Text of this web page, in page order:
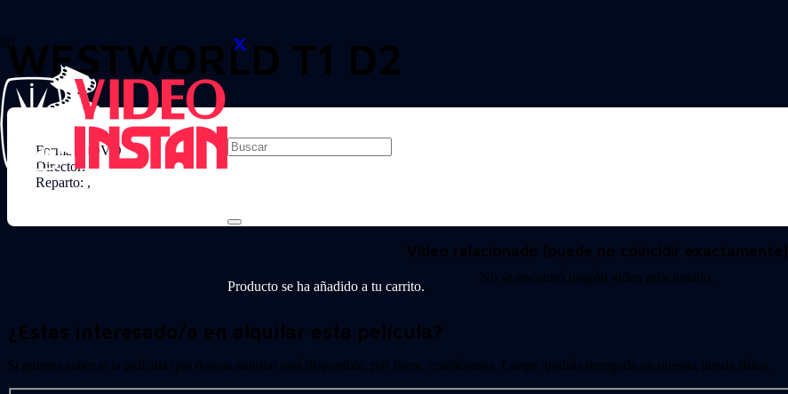
Producto se ha añadido a tu carrito.
WESTWORLD T1 D2
Formato: DVD
Director:
Reparto: ,
Video relacionado (puede no coincidir exactamente)
No se encontró ningún video relacionado.
¿Estas interesado/a en alquilar esta película?
Si quieres saber si la película que deseas alquilar está disponible, por favor, contáctanos. Luego, podrás recogerla en nuestra tienda física.